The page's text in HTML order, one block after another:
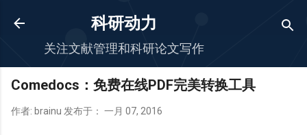
跳至主要内容
科研动力
关注文献管理和科研论文写作
Comedocs：免费在线PDF完美转换工具
作者: brainu 发布于： 一月 07, 2016